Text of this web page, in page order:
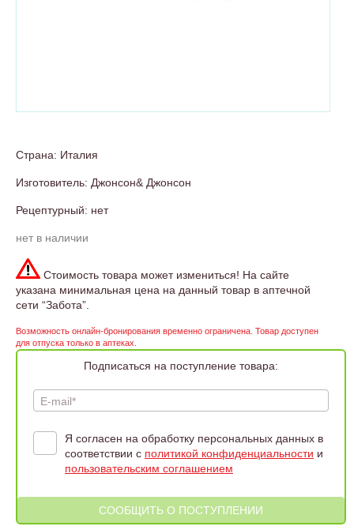
Страна: Италия
Изготовитель: Джонсон& Джонсон
Рецептурный: нет
нет в наличии
Стоимость товара может измениться! На сайте
указана минимальная цена на данный товар в аптечной
сети “Забота”.
Возможность онлайн-бронирования временно ограничена. Товар доступен
для отпуска только в аптеках.
Подписаться на поступление товара:
E-mail*
Я согласен на обработку персональных данных в
соответствии с политикой конфиденциальности и
пользовательским соглашением